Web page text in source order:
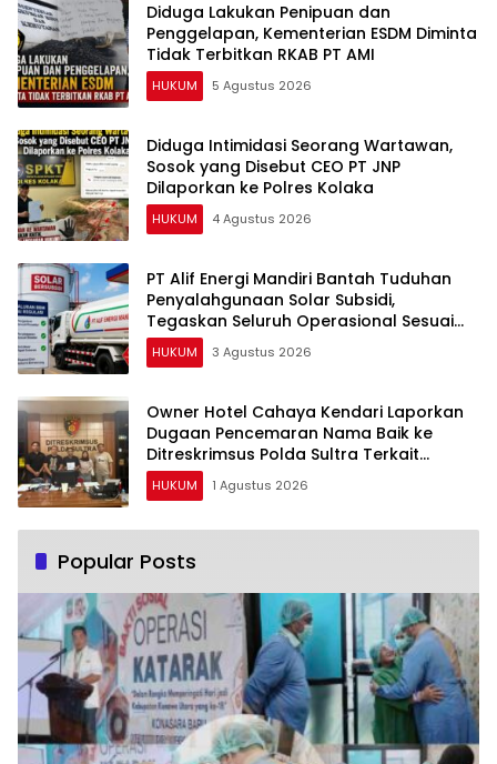
Diduga Lakukan Penipuan dan
Penggelapan, Kementerian ESDM Diminta
Tidak Terbitkan RKAB PT AMI
HUKUM 5 Agustus 2026
Diduga Intimidasi Seorang Wartawan,
Sosok yang Disebut CEO PT JNP
Dilaporkan ke Polres Kolaka
HUKUM 4 Agustus 2026
PT Alif Energi Mandiri Bantah Tuduhan
Penyalahgunaan Solar Subsidi,
Tegaskan Seluruh Operasional Sesuai
Regulasi
HUKUM 3 Agustus 2026
Owner Hotel Cahaya Kendari Laporkan
Dugaan Pencemaran Nama Baik ke
Ditreskrimsus Polda Sultra Terkait
Tuduhan Penganiayaan
HUKUM 1 Agustus 2026
Popular Posts